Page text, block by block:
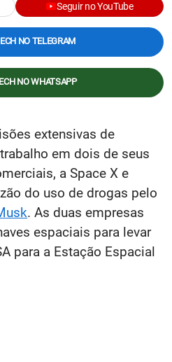
Seguir no YouTube
NO TELEGRAM
NO WHATSAPP
extensivas de
em dois de seus
a Space X e
do uso de drogas pelo
. As duas empresas
espaciais para levar
para a Estação Espacial